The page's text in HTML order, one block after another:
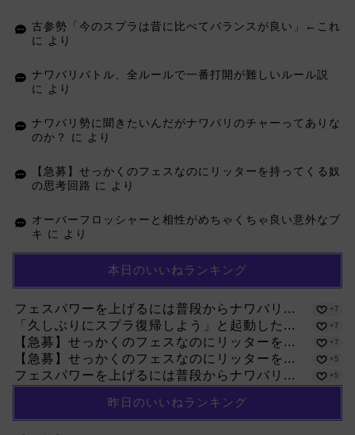
古参勢「今のスプラは昔に比べてバランスが良い」←これ
に より
ナワバリバトル、全ルールで一番打開が難しいルール説
に より
ナワバリ勢に聞きたいんだがナワバリのチャーってありな
のか？
に より
【急募】せっかくのフェスなのにリッターを持ってくる奴
の思考回路 に より
オーバーフロッシャーと相性がめちゃくちゃ良い意外なブ
キ に より
本日のいいねランキング
フェスパワーを上げるには普段からナワバリ... +7
「久しぶりにスプラ復帰しよう」と起動した... +7
【急募】せっかくのフェスなのにリッターを... +7
【急募】せっかくのフェスなのにリッターを... +5
フェスパワーを上げるには普段からナワバリ... +5
昨日のいいねランキング